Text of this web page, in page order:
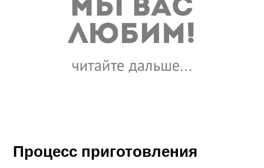
Процесс приготовления